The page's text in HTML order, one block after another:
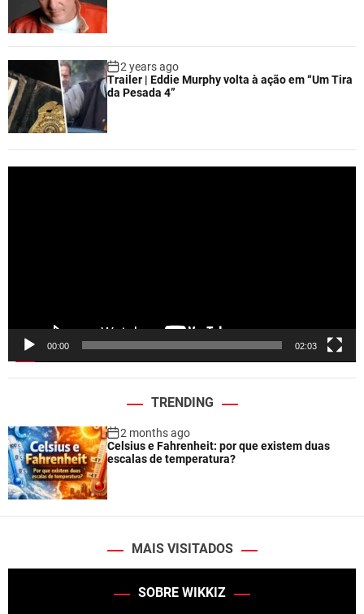
2 years ago
Trailer | Eddie Murphy volta à ação em “Um Tira
da Pesada 4”
00:00 02:03
TRENDING
2 months ago
Celsius e Fahrenheit: por que existem duas
escalas de temperatura?
MAIS VISITADOS
SOBRE WIKKIZ